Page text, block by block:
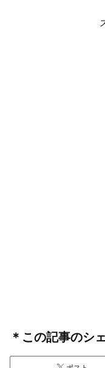
＊この記事のシ